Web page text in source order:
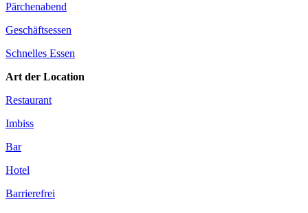
Pärchenabend
Geschäftsessen
Schnelles Essen
Art der Location
Restaurant
Imbiss
Bar
Hotel
Barrierefrei